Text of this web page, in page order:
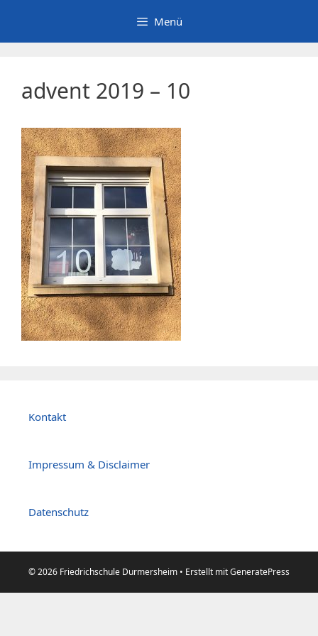
springen
Menü
advent 2019 – 10
Kontakt
Impressum & Disclaimer
Datenschutz
© 2026 Friedrichschule Durmersheim • Erstellt mitGeneratePress